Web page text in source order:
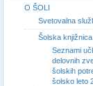
O ŠOLI
Svetovalna
Šolska knjižnica
Seznami
delovnih
šolskih
šolsko leto